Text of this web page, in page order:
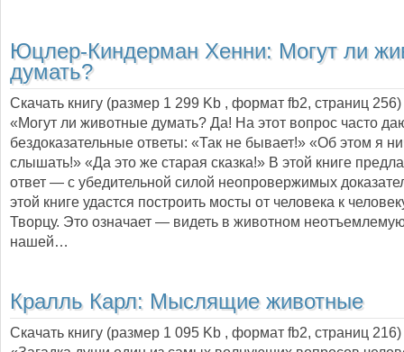
Юцлер-Киндерман Хенни: Могут ли
думать?
Скачать книгу (размер 1 299 Kb , формат fb2, страниц 256
«Могут ли животные думать? Да! На этот вопрос часто
бездоказательные ответы: «Так не бывает!» «Об этом я
слышать!» «Да это же старая сказка!» В этой книге
ответ — с убедительной силой неопровержимых
этой книге удастся построить мосты от человека к
Творцу. Это означает — видеть в животном
нашей…
Кралль Карл: Мыслящие животные
Скачать книгу (размер 1 095 Kb , формат fb2, страниц 216